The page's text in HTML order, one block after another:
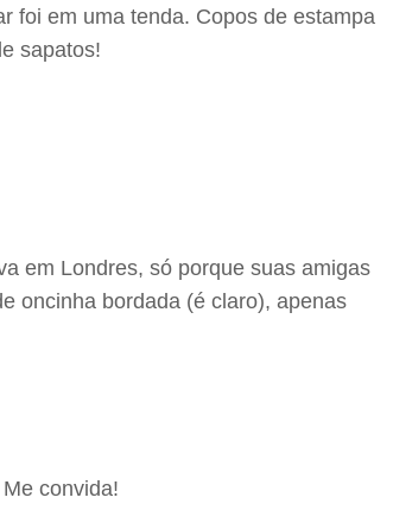
foi em uma tenda. Copos de estampa
sapatos!
em Londres, só porque suas amigas
oncinha bordada (é claro), apenas
convida!